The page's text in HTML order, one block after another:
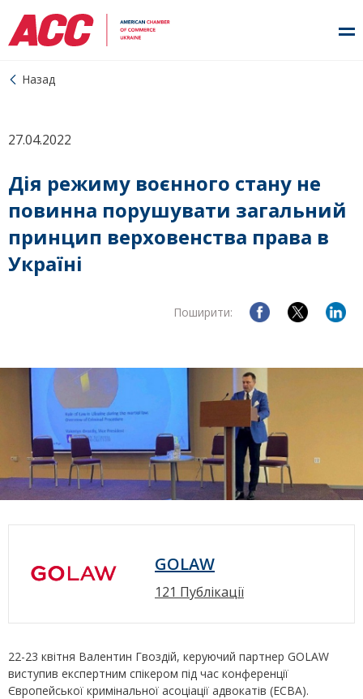
Назад
27.04.2022
Дія режиму воєнного стану не
повинна порушувати загальний
принцип верховенства права в
Україні
Поширити:
GOLAW
121 Публікації
22-23 квітня Валентин Гвоздій, керуючий партнер GOLAW
виступив експертним спікером під час конференції
Європейської кримінальної асоціації адвокатів (ECBA).